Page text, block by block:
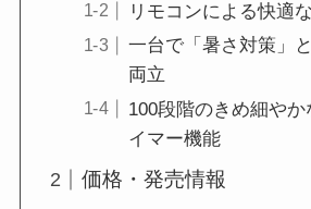
リモコンによる快適
一台で「暑さ対策」
両立
100段階のきめ細やか
イマー機能
価格・発売情報